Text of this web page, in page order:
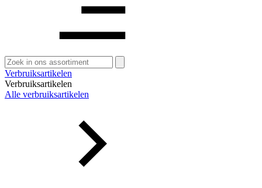
Zoeken
naar:
Verbruiksartikelen
Verbruiksartikelen
Alle verbruiksartikelen